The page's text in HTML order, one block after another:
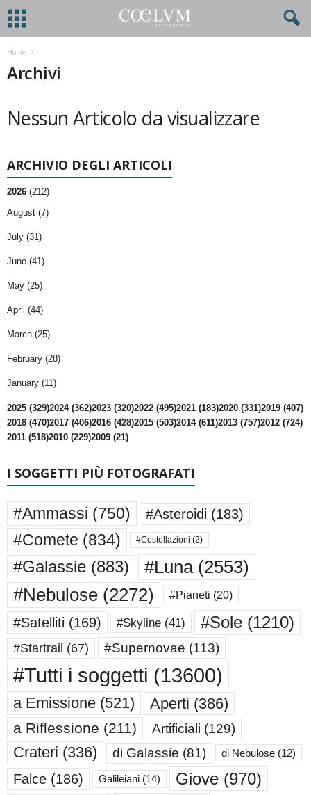
Home
Archivi
Nessun Articolo da visualizzare
ARCHIVIO DEGLI ARTICOLI
2026 (212)
August (7)
July (31)
June (41)
May (25)
April (44)
March (25)
February (28)
January (11)
2025 (329)2024 (362)2023 (320)2022 (495)2021 (183)2020 (331)2019 (407)
2018 (470)2017 (406)2016 (428)2015 (503)2014 (611)2013 (757)2012 (724)
2011 (518)2010 (229)2009 (21)
I SOGGETTI PIÙ FOTOGRAFATI
#Ammassi (750) #Asteroidi (183)
#Comete (834) #Costellazioni (2)
#Galassie (883) #Luna(2553)
#Nebulose (2272) #Pianeti (20)
#Satelliti (169) #Skyline (41) #Sole (1210)
#Startrail (67) #Supernovae (113)
#Tutti i soggetti (13600)
a Emissione (521) Aperti (386)
a Riflessione (211) Artificiali (129)
Crateri (336) di Galassie (81) di Nebulose (12)
Falce (186) Galileiani (14) Giove (970)